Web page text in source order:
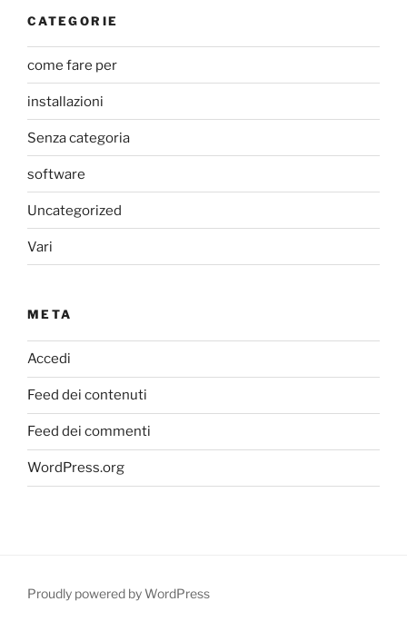
CATEGORIE
come fare per
installazioni
Senza categoria
software
Uncategorized
Vari
META
Accedi
Feed dei contenuti
Feed dei commenti
WordPress.org
Proudly powered by WordPress